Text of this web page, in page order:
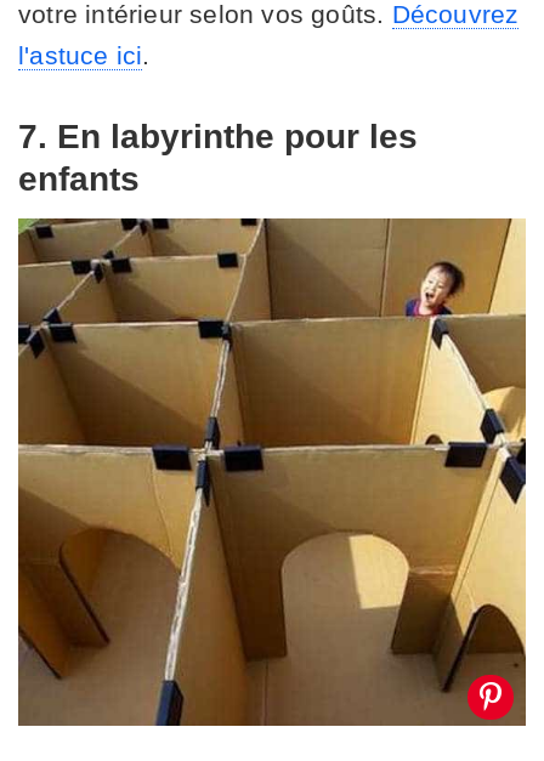
votre intérieur selon vos goûts. Découvrez
l'astuce ici.
7. En labyrinthe pour les
enfants